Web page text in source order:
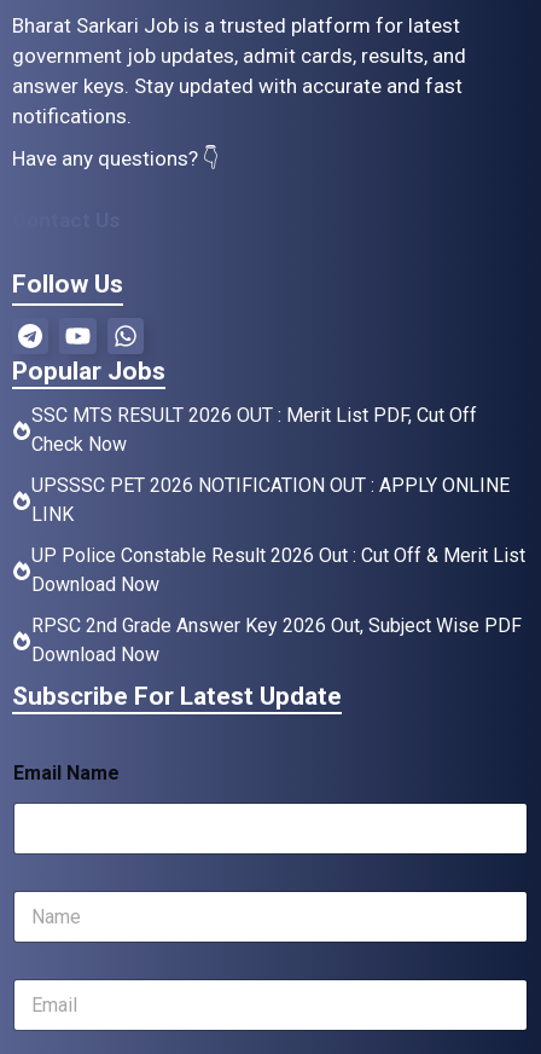
Bharat Sarkari Job is a trusted platform for latest
government job updates, admit cards, results, and
answer keys. Stay updated with accurate and fast
notifications.
Have any questions? 👇
Follow Us
Popular Jobs
SSC MTS RESULT 2026 OUT : Merit List PDF, Cut Off
Check Now
UPSSSC PET 2026 NOTIFICATION OUT : APPLY ONLINE
LINK
UP Police Constable Result 2026 Out : Cut Off & Merit List
Download Now
RPSC 2nd Grade Answer Key 2026 Out, Subject Wise PDF
Download Now
Subscribe For Latest Update
Email Name
N
m
E
a